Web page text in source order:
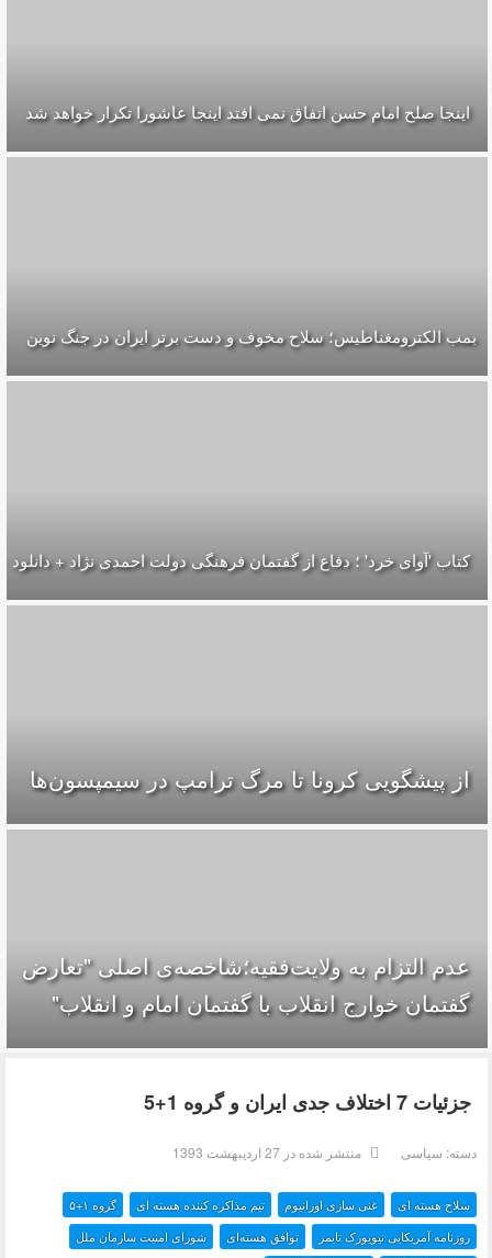
اينجا صلح امام حسن اتفاق نمى افتد اينجا عاشورا تكرار خواهد شد
بمب الکترومغناطیس؛ سلاح مخوف و دست برتر ایران در جنگ نوین
کتاب 'آوای خرد' ؛ دفاع از گفتمان فرهنگی دولت احمدی نژاد + دانلود
از پیشگویی کرونا تا مرگ ترامپ در سیمپسون‌ها
عدم التزام به ولایت‌فقیه؛شاخصه‌ی اصلی "تعارض
گفتمان خوارج انقلاب با گفتمان امام و انقلاب"
جزئیات 7 اختلاف جدی ایران و گروه 1+5
دسته: سیاسی منتشر شده در 27 ارديبهشت 1393
سلاح هسته ای غنی سازی اورانیوم تیم مذاکره کننده هسته ای گروه ۱+۵
شورای امنیت سازمان ملل توافق هسته‌ای روزنامه آمریکایی نیویورک تایمز